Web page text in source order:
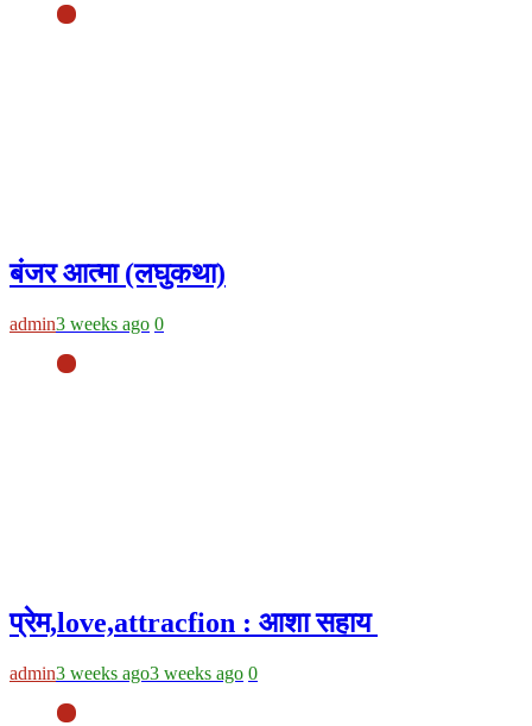
बंजर आत्मा (लघुकथा)
admin3 weeks ago 0
प्रेम,love,attracfion : आशा सहाय
admin3 weeks ago3 weeks ago 0